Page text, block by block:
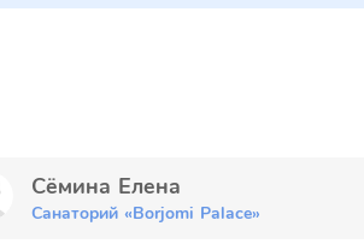
Сёмина Елена
Санаторий «Borjomi Palace»